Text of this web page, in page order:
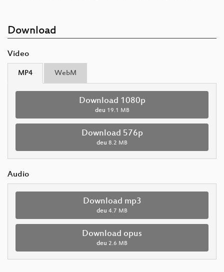
Download
Video
MP4 WebM
Download 1080p
deu 19.1 MB
Download 576p
deu 8.2 MB
Audio
Download mp3
deu 4.7 MB
Download opus
deu 2.6 MB